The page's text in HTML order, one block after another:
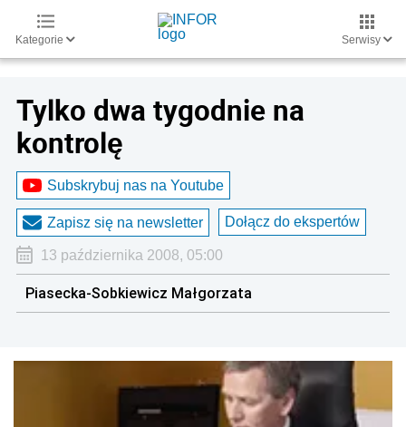
Kategorie Serwisy
Tylko dwa tygodnie na
kontrolę
Subskrybuj nas na Youtube
Zapisz się na newsletter Dołącz do ekspertów
13 października 2008, 05:00
Piasecka-Sobkiewicz Małgorzata